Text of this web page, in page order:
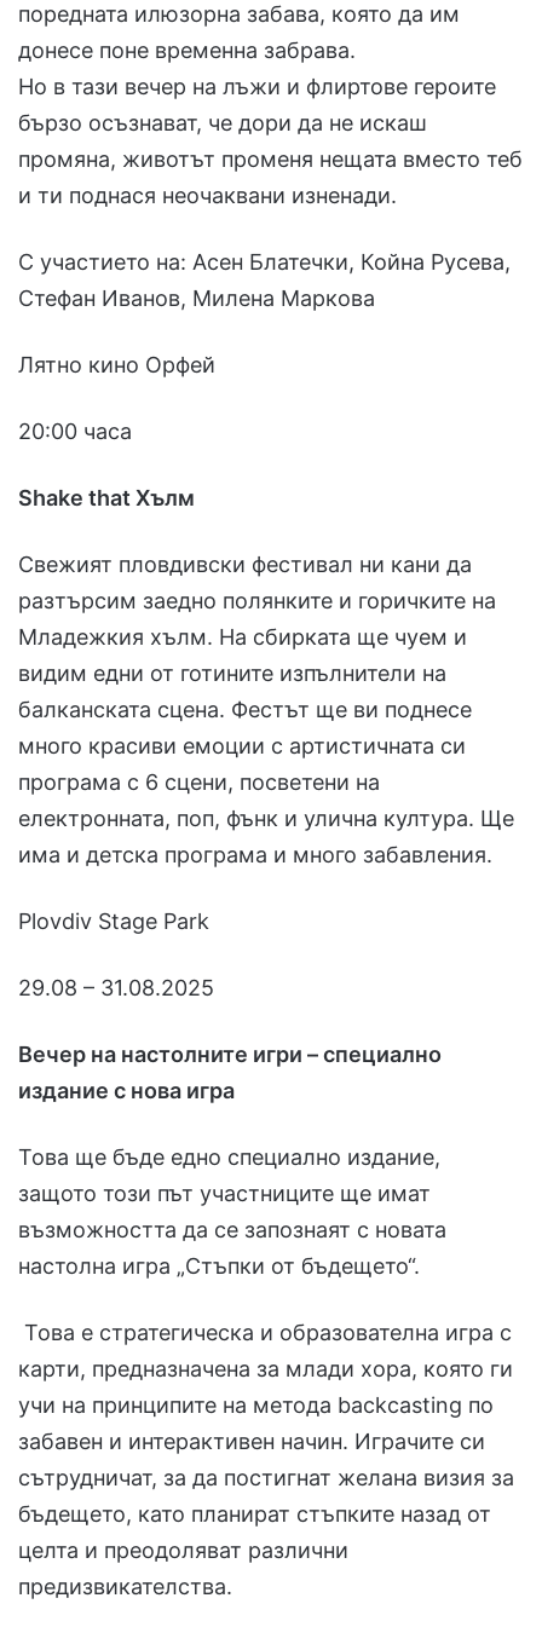
поредната илюзорна забава, която да им
донесе поне временна забрава.
Но в тази вечер на лъжи и флиртове героите
бързо осъзнават, че дори да не искаш
промяна, животът променя нещата вместо теб
и ти поднася неочаквани изненади.
С участието на: Асен Блатечки, Койна Русева,
Стефан Иванов, Милена Маркова
Лятно кино Орфей
20:00 часа
Shake that Хълм
Свежият пловдивски фестивал ни кани да
разтърсим заедно полянките и горичките нa
Младежкия хълм. На сбирката ще чуем и
видим едни от готините изпълнители на
балканската сцена. Фестът ще ви поднесе
много красиви емоции с артистичната си
програма с 6 сцени, посветени на
електронната, поп, фънк и улична култура. Ще
има и детска програма и много забавления.
Plovdiv Stage Park
29.08 – 31.08.2025
Вечер на настолните игри – специално
издание с нова игра
Това ще бъде едно специално издание,
защото този път участниците ще имат
възможността да се запознаят с новата
настолна игра „Стъпки от бъдещето“.
Това е стратегическа и образователна игра с
карти, предназначена за млади хора, която ги
учи на принципите на метода backcаsting по
забавен и интерактивен начин. Играчите си
сътрудничат, за да постигнат желана визия за
бъдещето, като планират стъпките назад от
целта и преодоляват различни
предизвикателства.